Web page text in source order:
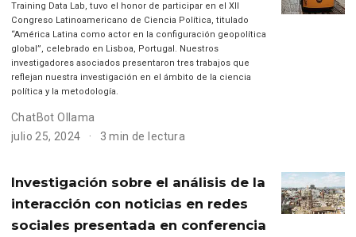
Training Data Lab, tuvo el honor de participar en el XII
Congreso Latinoamericano de Ciencia Política, titulado
“América Latina como actor en la configuración geopolítica
global”, celebrado en Lisboa, Portugal. Nuestros
investigadores asociados presentaron tres trabajos que
reflejan nuestra investigación en el ámbito de la ciencia
política y la metodología.
ChatBot Ollama
julio 25, 2024
3 min de lectura
Investigación sobre el análisis de la
interacción con noticias en redes
sociales presentada en conferencia